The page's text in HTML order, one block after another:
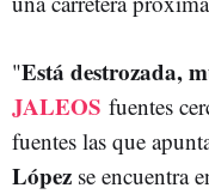
"Está destrozada,
JALEOS fuentes
fuentes las que
López se encuentra